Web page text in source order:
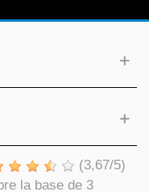
(3,67/5)
la base de 3